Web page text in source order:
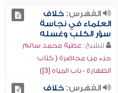
الفهرس:خلاف
العلماء في نجاسة
سؤر الكلب وغسله
للشيخ: عطية محمد سالم
جزء من محاضرة ( كتاب
الطهارة - باب المياه [3])
الفهرس:خلاف